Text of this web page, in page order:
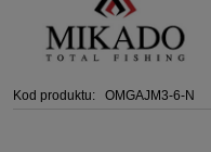
Kod produktu: OMGAJM3-6-N